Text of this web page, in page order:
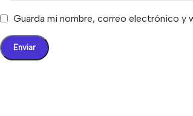
Guarda mi nombre, correo electrónico y